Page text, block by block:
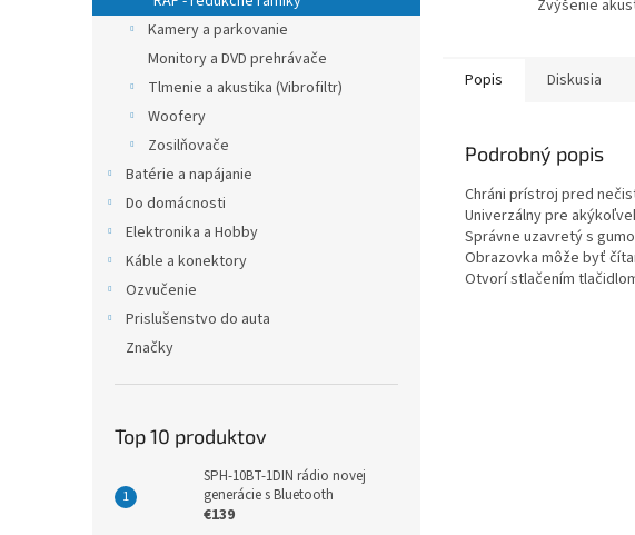
Kamery a parkovanie
Monitory a DVD prehrávače
Tlmenie a akustika (Vibrofiltr)
Woofery
Zosilňovače
Batérie a napájanie
Do domácnosti
Elektronika a Hobby
Káble a konektory
Ozvučenie
Prislušenstvo do auta
Značky
Top 10 produktov
SPH-10BT-1DIN rádio novej
generácie s Bluetooth
€139
Zvýšenie
Popis Diskusia
Podrobný popis
Chráni prístroj pred
Univerzálny pre
Správne uzavretý s
Obrazovka môže byť
Otvorí stlačením